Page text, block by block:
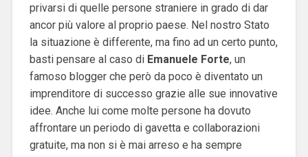
privarsi di quelle persone straniere in grado di dar
ancor più valore al proprio paese. Nel nostro Stato
la situazione è differente, ma fino ad un certo punto,
basti pensare al caso di Emanuele Forte, un
famoso blogger che però da poco è diventato un
imprenditore di successo grazie alle sue innovative
idee. Anche lui come molte persone ha dovuto
affrontare un periodo di gavetta e collaborazioni
gratuite, ma non si è mai arreso e ha sempre